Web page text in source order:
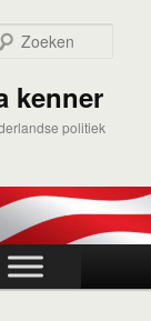
kenner
politiek